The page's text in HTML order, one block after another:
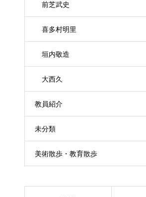
前芝武史
喜多村明里
垣内敬造
大西久
教員紹介
未分類
美術散歩・教育散歩